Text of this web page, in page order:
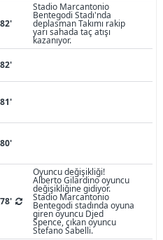
82'
Stadio Marcantonio
Bentegodi Stadı'nda
deplasman Takımı rakip
yarı sahada taç atışı
kazanıyor.
82'
81'
80'
78'
Oyuncu değişikliği!
Alberto Gilardino oyuncu
değişikliğine gidiyor.
Stadio Marcantonio
Bentegodi stadında oyuna
giren oyuncu Djed
Spence, çıkan oyuncu
Stefano Sabelli.